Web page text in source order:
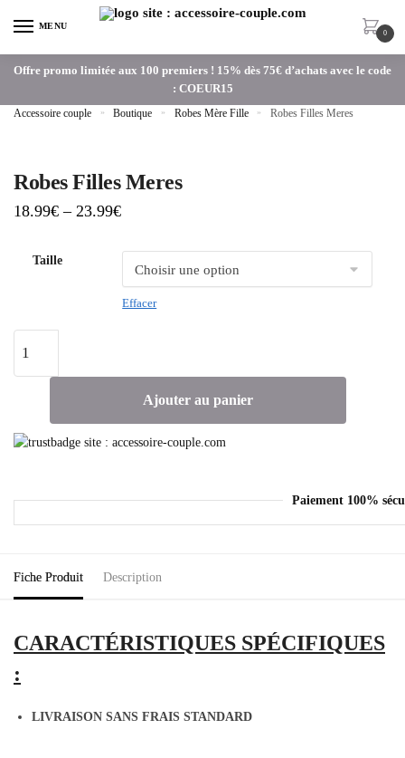
MENU
0
Offre promo limitée aux 100 premiers ! 15% dès 75€ d’achats avec le code
: COEUR15
Accessoire couple » Boutique » Robes Mère Fille » Robes Filles Meres
Robes Filles Meres
18.99€ – 23.99€
Taille
Effacer
Ajouter au panier
Paiement 100%
Fiche Produit Description
CARACTÉRISTIQUES SPÉCIFIQUES
:
LIVRAISON SANS FRAIS STANDARD